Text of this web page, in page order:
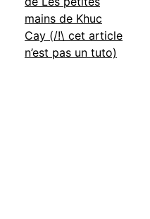
mains de Khuc
Cay (/!\ cet article
n’est pas un tuto)